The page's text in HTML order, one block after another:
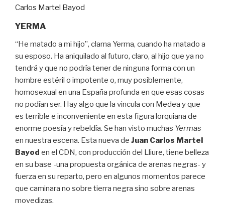
YERMA
“He matado a mi hijo”, clama Yerma, cuando ha matado a
su esposo. Ha aniquilado al futuro, claro, al hijo que ya no
tendrá y que no podría tener de ninguna forma con un
hombre estéril o impotente o, muy posiblemente,
homosexual en una España profunda en que esas cosas
no podían ser. Hay algo que la vincula con Medea y que
es terrible e inconveniente en esta figura lorquiana de
enorme poesía y rebeldía. Se han visto muchas Yermas
en nuestra escena. Esta nueva de Juan Carlos Martel
Bayod en el CDN, con producción del Lliure, tiene belleza
en su base -una propuesta orgánica de arenas negras- y
fuerza en su reparto, pero en algunos momentos parece
que caminara no sobre tierra negra sino sobre arenas
movedizas.